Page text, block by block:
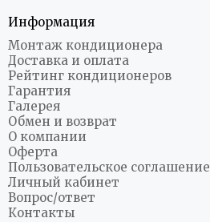
Информация
Монтаж кондиционера
Доставка и оплата
Рейтинг кондиционеров
Гарантия
Галерея
Обмен и возврат
О компании
Оферта
Пользовательское соглашение
Личный кабинет
Вопрос/ответ
Контакты